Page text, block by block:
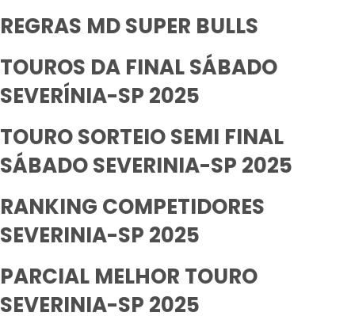
REGRAS MD SUPER BULLS
TOUROS DA FINAL SÁBADO
SEVERÍNIA-SP 2025
TOURO SORTEIO SEMI FINAL
SÁBADO SEVERINIA-SP 2025
RANKING COMPETIDORES
SEVERINIA-SP 2025
PARCIAL MELHOR TOURO
SEVERINIA-SP 2025